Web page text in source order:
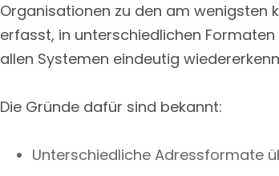
Organisationen zu den am wenigsten
erfasst, in unterschiedlichen
allen Systemen eindeutig
Die Gründe dafür sind bekannt:
Unterschiedliche Adressformate